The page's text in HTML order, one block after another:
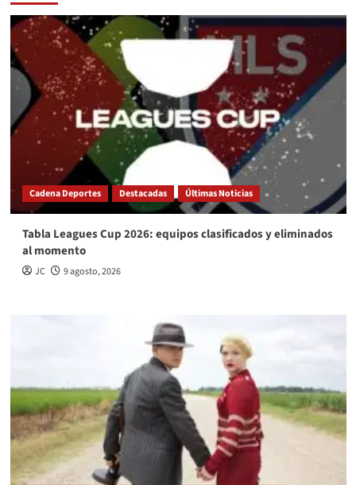
Cadena Deportes Destacadas Últimas Noticias
Tabla Leagues Cup 2026: equipos clasificados y eliminados
al momento
JC 9 agosto, 2026